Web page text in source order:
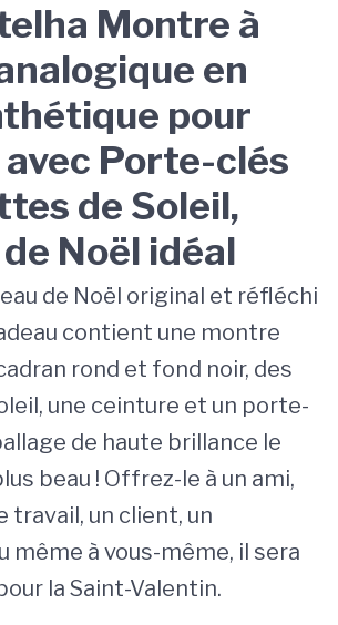
Montre à
en
pour
avec Porte-clés
de Soleil,
Noël idéal
de Noël original et réfléchi
contient une montre
rond et fond noir, des
une ceinture et un porte-
de haute brillance le
beau ! Offrez-le à un ami,
travail, un client, un
même à vous-même, il sera
la Saint-Valentin.